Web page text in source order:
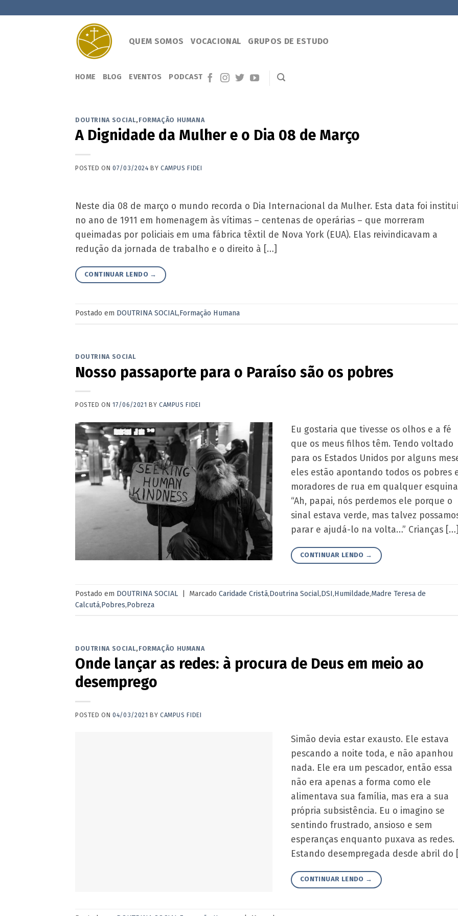
QUEM SOMOS VOCACIONAL GRUPOS DE ESTUDO
HOME BLOG EVENTOS PODCAST
DOUTRINA SOCIAL, FORMAÇÃO HUMANA
A Dignidade da Mulher e o Dia 08 de Março
POSTED ON07/03/2024 BY CAMPUS FIDEI
Neste dia 08 de março o mundo recorda o Dia Internacional da Mulher. Esta data foi
no ano de 1911 em homenagem às vítimas – centenas de operárias – que morreram
queimadas por policiais em uma fábrica têxtil de Nova York (EUA). Elas reivindicavam a
redução da jornada de trabalho e o direito à […]
CONTINUAR LENDO →
Postado em DOUTRINA SOCIAL,Formação Humana
DOUTRINA SOCIAL
Nosso passaporte para o Paraíso são os pobres
POSTED ON17/06/2021 BY CAMPUS FIDEI
Eu gostaria que tivesse os olhos e a fé
que os meus filhos têm. Tendo voltado
para os Estados Unidos por alguns
eles estão apontando todos os pobres
moradores de rua em qualquer
“Ah, papai, nós perdemos ele porque o
sinal estava verde, mas talvez
parar e ajudá-lo na volta…” Crianças
CONTINUAR LENDO →
Postado em DOUTRINA SOCIAL Marcado Caridade Cristã,Doutrina Social,DSI,Humildade,Madre Teresa de
Calcutá,Pobres,Pobreza
DOUTRINA SOCIAL, FORMAÇÃO HUMANA
Onde lançar as redes: à procura de Deus em meio ao
desemprego
POSTED ON04/03/2021 BY CAMPUS FIDEI
Simão devia estar exausto. Ele estava
pescando a noite toda, e não apanhou
nada. Ele era um pescador, então essa
não era apenas a forma como ele
alimentava sua família, mas era a sua
própria subsistência. Eu o imagino se
sentindo frustrado, ansioso e sem
esperanças enquanto puxava as redes.
Estando desempregada desde abril do
CONTINUAR LENDO →